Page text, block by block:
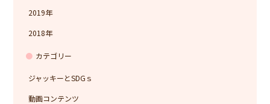
2019
2018
カテゴリー
ジャッキーとSDGｓ
動画コンテンツ